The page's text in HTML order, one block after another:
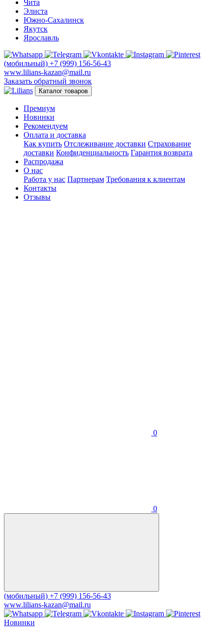
Чита
Элиста
Южно-Сахалинск
Якутск
Ярославль
(мобильный) +7 (999) 156-56-43
www.lilians-kazan@mail.ru
Заказать обратный звонок
Каталог товаров
Премиум
Новинки
Рекомендуем
Оплата и доставка
Как купить Отслеживание доставки Страхование
доставки Конфиденциальность Гарантия возврата
Распродажа
О нас
Работа у нас Партнерам Требования к клиентам
Контакты
Отзывы
0
0
(мобильный) +7 (999) 156-56-43
www.lilians-kazan@mail.ru
Новинки